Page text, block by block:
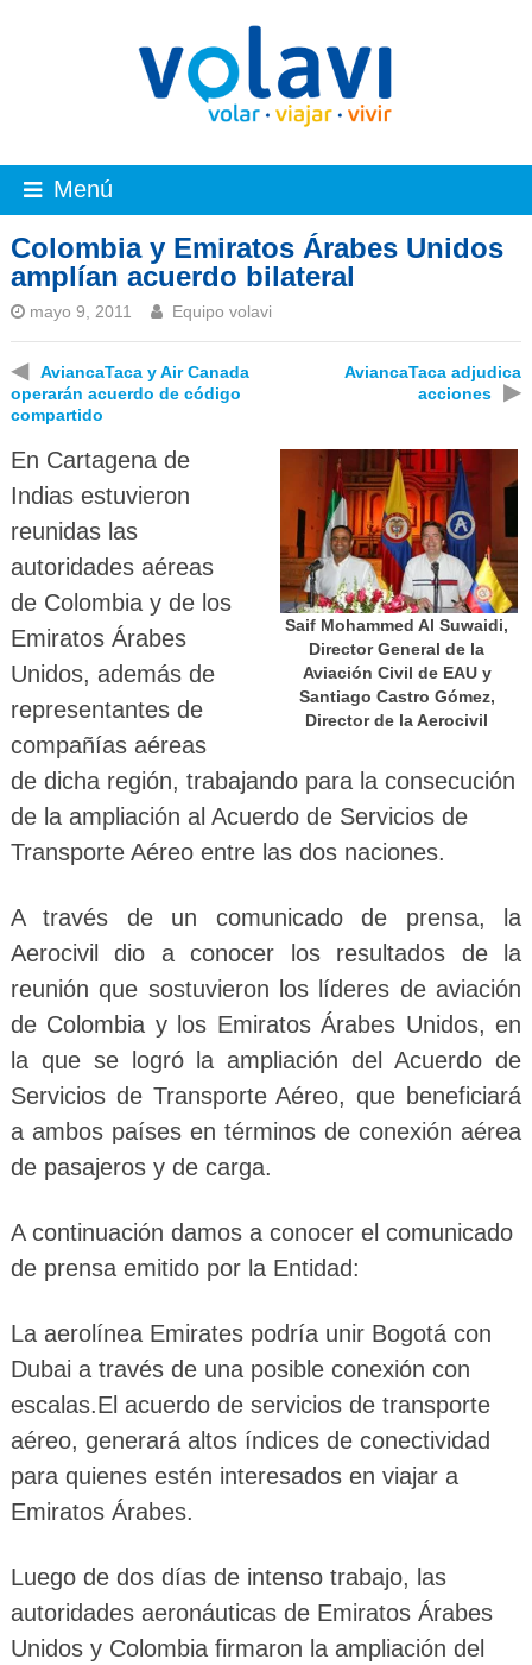
Menú
Colombia y Emiratos Árabes Unidos
amplían acuerdo bilateral
mayo 9, 2011 Equipo volavi
◀
AviancaTaca y Air Canada
operarán acuerdo de código
compartido
AviancaTaca adjudica
acciones
▶
Saif Mohammed Al Suwaidi,
Director General de la
Aviación Civil de EAU y
Santiago Castro Gómez,
Director de la Aerocivil
En Cartagena de
Indias estuvieron
reunidas las
autoridades aéreas
de Colombia y de los
Emiratos Árabes
Unidos, además de
representantes de
compañías aéreas
de dicha región, trabajando para la consecución
de la ampliación al Acuerdo de Servicios de
Transporte Aéreo entre las dos naciones.
A través de un comunicado de prensa, la
Aerocivil dio a conocer los resultados de la
reunión que sostuvieron los líderes de aviación
de Colombia y los Emiratos Árabes Unidos, en
la que se logró la ampliación del Acuerdo de
Servicios de Transporte Aéreo, que beneficiará
a ambos países en términos de conexión aérea
de pasajeros y de carga.
A continuación damos a conocer el comunicado
de prensa emitido por la Entidad:
La aerolínea Emirates podría unir Bogotá con
Dubai a través de una posible conexión con
escalas.El acuerdo de servicios de transporte
aéreo, generará altos índices de conectividad
para quienes estén interesados en viajar a
Emiratos Árabes.
Luego de dos días de intenso trabajo, las
autoridades aeronáuticas de Emiratos Árabes
Unidos y Colombia firmaron la ampliación del